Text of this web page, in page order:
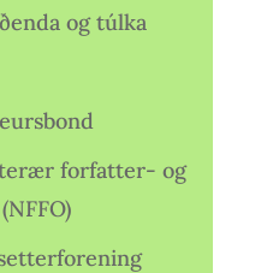
og túlka
forfatter- og